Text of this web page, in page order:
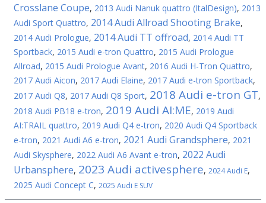
Crosslane Coupe, 2013 Audi Nanuk quattro (ItalDesign), 2013
Audi Sport Quattro, 2014 Audi Allroad Shooting Brake,
2014 Audi Prologue, 2014 Audi TT offroad, 2014 Audi TT
Sportback, 2015 Audi e-tron Quattro, 2015 Audi Prologue
Allroad, 2015 Audi Prologue Avant, 2016 Audi H-Tron Quattro,
2017 Audi Aicon, 2017 Audi Elaine, 2017 Audi e-tron Sportback,
2017 Audi Q8, 2017 Audi Q8 Sport, 2018 Audi e-tron GT,
2018 Audi PB18 e-tron, 2019 Audi AI:ME, 2019 Audi
AI:TRAIL quattro, 2019 Audi Q4 e-tron, 2020 Audi Q4 Sportback
e-tron, 2021 Audi A6 e-tron, 2021 Audi Grandsphere, 2021
Audi Skysphere, 2022 Audi A6 Avant e-tron, 2022 Audi
Urbansphere, 2023 Audi activesphere, 2024 Audi E,
2025 Audi Concept C, 2025 Audi E SUV